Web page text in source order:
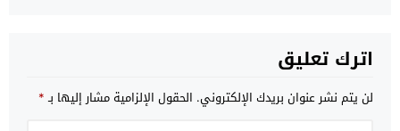
اترك تعليق
لن يتم نشر عنوان بريدك الإلكتروني. الحقول الإلزامية مشار إليها بـ*